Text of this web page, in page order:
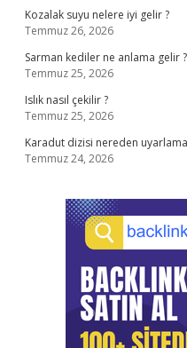
Kozalak suyu nelere iyi gelir ?
Temmuz 26, 2026
Sarman kediler ne anlama gelir ?
Temmuz 25, 2026
Islık nasıl çekilir ?
Temmuz 25, 2026
Karadut dizisi nereden
Temmuz 24, 2026